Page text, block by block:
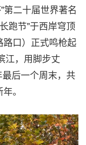
二十届世界著名
跑节"于西岸穹顶
口）正式鸣枪起
江，用脚步丈
后一个周末，共
。